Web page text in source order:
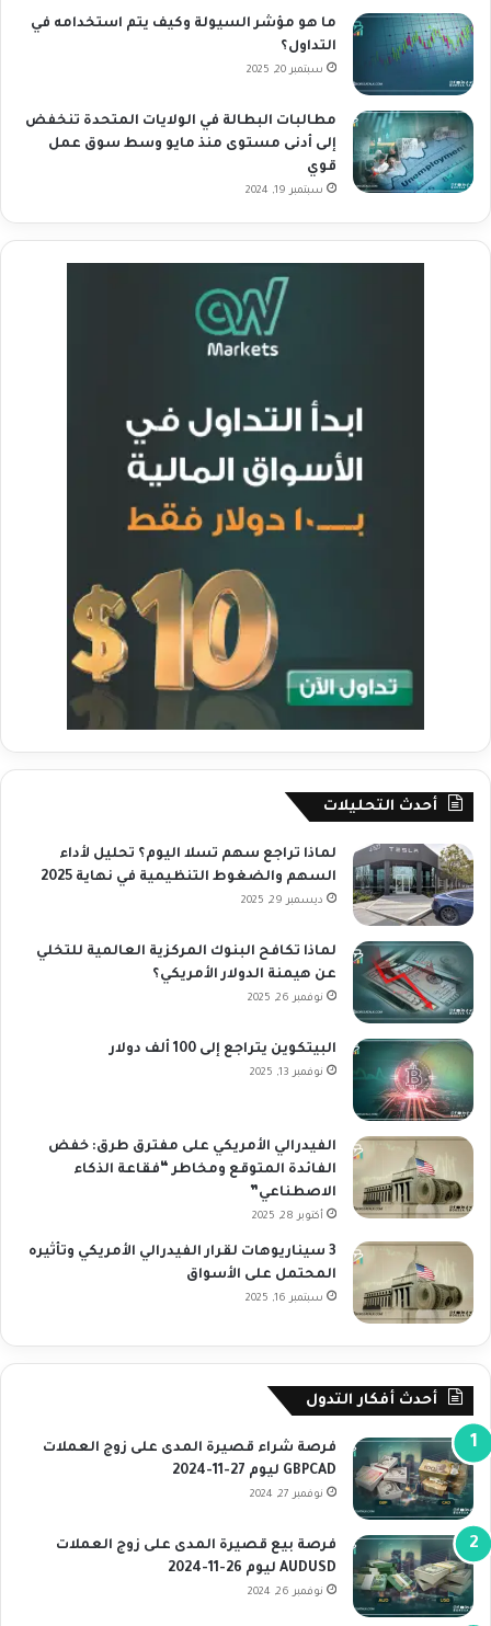
ما هو مؤشر السيولة وكيف يتم استخدامه في
التداول؟
سبتمبر 20, 2025
مطالبات البطالة في الولايات المتحدة تنخفض
إلى أدنى مستوى منذ مايو وسط سوق عمل
قوي
سبتمبر 19, 2024
أحدث التحليلات
لماذا تراجع سهم تسلا اليوم؟ تحليل لأداء
السهم والضغوط التنظيمية في نهاية 2025
ديسمبر 29, 2025
لماذا تكافح البنوك المركزية العالمية للتخلي
عن هيمنة الدولار الأمريكي؟
نوفمبر 26, 2025
البيتكوين يتراجع إلى 100 ألف دولار
نوفمبر 13, 2025
الفيدرالي الأمريكي على مفترق طرق: خفض
الفائدة المتوقع ومخاطر “فقاعة الذكاء
الاصطناعي”
أكتوبر 28, 2025
3 سيناريوهات لقرار الفيدرالي الأمريكي وتأثيره
المحتمل على الأسواق
سبتمبر 16, 2025
أحدث أفكار التدول
فرصة شراء قصيرة المدى على زوج العملات
GBPCAD ليوم 27-11-2024
نوفمبر 27, 2024
فرصة بيع قصيرة المدى على زوج العملات
AUDUSD ليوم 26-11-2024
نوفمبر 26, 2024